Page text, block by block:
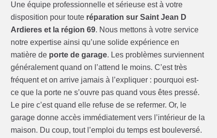
Une équipe professionnelle et sérieuse est à votre
disposition pour toute réparation sur Saint Jean D
Ardieres et la région 69. Nous mettons à votre service
notre expertise ainsi qu’une solide expérience en
matière de porte de garage. Les problèmes surviennent
généralement quand on l’attend le moins. C’est très
fréquent et on arrive jamais à l’expliquer : pourquoi est-
ce que la porte ne s’ouvre pas quand vous êtes pressé.
Le pire c’est quand elle refuse de se refermer. Or, le
garage donne accès immédiatement vers l’intérieur de la
maison. Du coup, tout l’emploi du temps est bouleversé.